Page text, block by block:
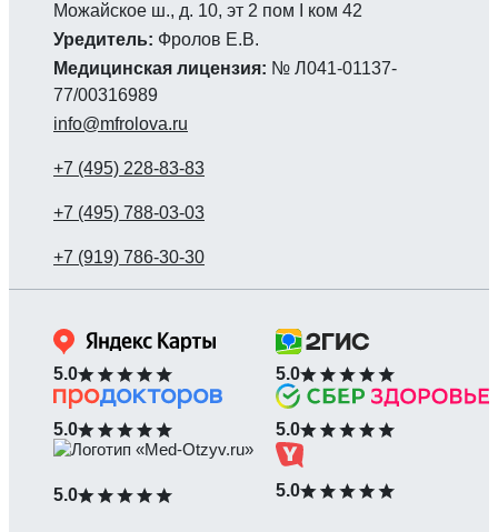
Можайское ш., д. 10, эт 2 пом I ком 42
Уредитель: Фролов Е.В.
Медицинская лицензия: № Л041-01137-
77/00316989
info@mfrolova.ru
5.0 5.0
5.0 5.0
5.0 5.0